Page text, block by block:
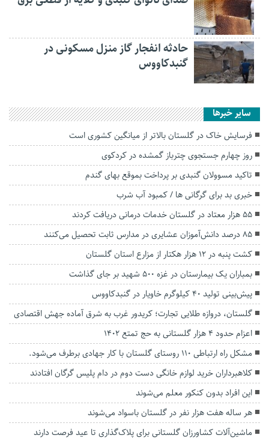
حادثه انفجار گاز منزل مسکونی در
گنبدکاووس
سایر خبرها
فرسایش خاک در گلستان بالاتر از میانگین کشوری است
روز چهارم جستجوی چترباز گمشده در کردکوی
تاکید مسوولان گنبدی بر پرداخت بموقع بهای گندم
خبری بد برای گرگانی ها / کمبود آب شرب
۵۵ هزار معتاد در گلستان خدمات درمانی دریافت کردند
۸۵ درصد دانش‌آموزان عشایری در مدارس ثابت تحصیل می‌کنند
کشت پنبه در ۱۲ هزار هکتار از مزارع استان گلستان
بمباران یک بیمارستان در غزه ۵۰۰ شهید بر جای گذاشت
پیش‌بینی تولید ۴۰ کیلوگرم خاویار در گنبدکاووس
گلستان، دروازه طلایی تجارت؛ کریدور غرب به شرق آماده جهش اقتصادی
اعزام حدود ۴ هزار گلستانی به حج تمتع ۱۴۰۲
مشکل راه ارتباطی ۱۱۰ روستای گلستان با کار جهادی برطرف می‌شود.
کلاهبرداران خرید لوازم خانگی دست دوم در دام پلیس گرگان افتادند
این افراد بدون کنکور معلم می‌شوند
هر ساله هفت هزار نفر در گلستان باسواد می‌شوند
ماشین‌آلات کشاورزان گلستانی برای پلاک‌گذاری تا عید فرصت دارند